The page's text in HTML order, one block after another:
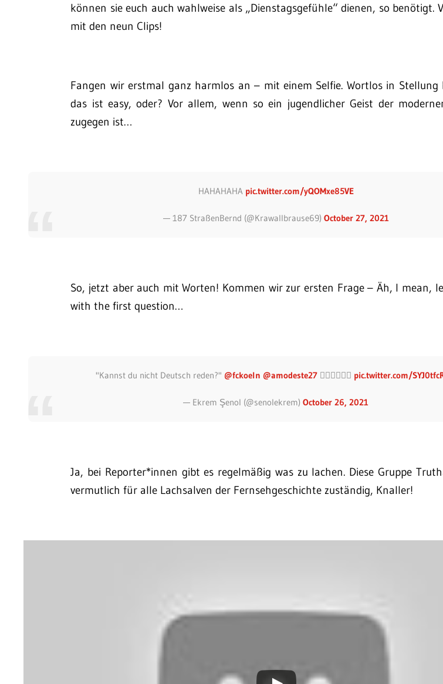
können sie euch auch wahlweise als „Dienstagsgefühle“ dienen, so benötigt.
mit den neun Clips!
Fangen wir erstmal ganz harmlos an – mit einem Selfie. Wortlos in Stellung
das ist easy, oder? Vor allem, wenn so ein jugendlicher Geist der
zugegen ist…
HAHAHAHA pic.twitter.com/yQOMxe85VE
— 187 StraßenBernd (@Krawallbrause69) October 27, 2021
So, jetzt aber auch mit Worten! Kommen wir zur ersten Frage – Äh, I mean,
with the first question…
"Kannst du nicht Deutsch reden?" @fckoeln @amodeste27 👈🏻💪🏻✊🏻 pic.twitter.com/
— Ekrem Şenol (@senolekrem)October 26, 2021
Ja, bei Reporter*innen gibt es regelmäßig was zu lachen. Diese Gruppe
vermutlich für alle Lachsalven der Fernsehgeschichte zuständig, Knaller!